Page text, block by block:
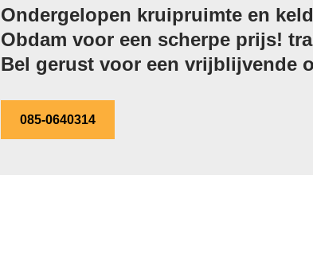
Ondergelopen kruipruimte en
Obdam voor een scherpe prijs!
Bel gerust voor een vrijblijvende
085-0640314